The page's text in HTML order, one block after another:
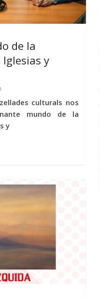
de la
y
culturals nos
mundo de la
y